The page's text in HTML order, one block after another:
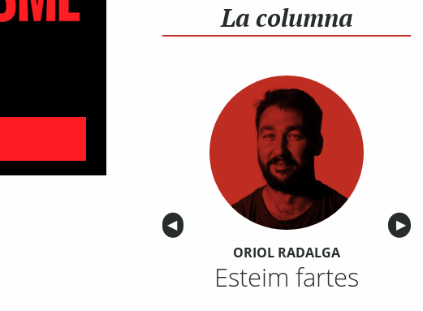
La columna
Anterior
◀︎ ▶︎
ORIOL RADALGA
Esteim fartes